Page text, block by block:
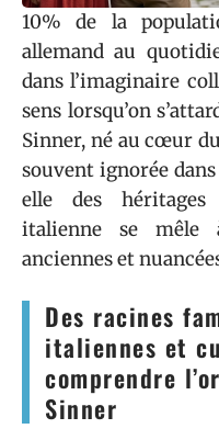
10% de la
allemand au
dans l’imaginaire
sens lorsqu’on
Sinner, né au cœur
souvent ignorée
elle des héritages
italienne se mêle
anciennes et
Des racines
italiennes et
comprendre
Sinner